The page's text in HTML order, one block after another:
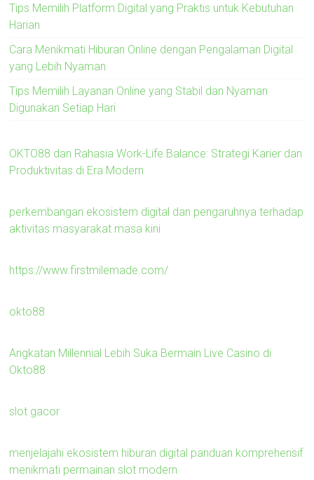
Tips Memilih Platform Digital yang Praktis untuk Kebutuhan
Harian
Cara Menikmati Hiburan Online dengan Pengalaman Digital
yang Lebih Nyaman
Tips Memilih Layanan Online yang Stabil dan Nyaman
Digunakan Setiap Hari
OKTO88 dan Rahasia Work-Life Balance: Strategi Karier dan
Produktivitas di Era Modern
perkembangan ekosistem digital dan pengaruhnya terhadap
aktivitas masyarakat masa kini
https://www.firstmilemade.com/
okto88
Angkatan Millennial Lebih Suka Bermain Live Casino di
Okto88
slot gacor
menjelajahi ekosistem hiburan digital panduan komprehensif
menikmati permainan slot modern